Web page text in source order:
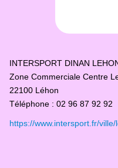
INTERSPORT DINAN
Zone Commerciale Centre
22100 Léhon
Téléphone : 02 96 87 92 92
https://www.intersport.fr/ville/